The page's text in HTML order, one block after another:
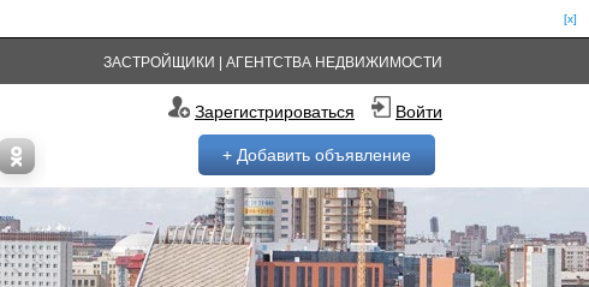
[x]
ЗАСТРОЙЩИКИ АГЕНТСТВА НЕДВИЖИМОСТИ
Зарегистрироваться Войти
+ Добавить объявление